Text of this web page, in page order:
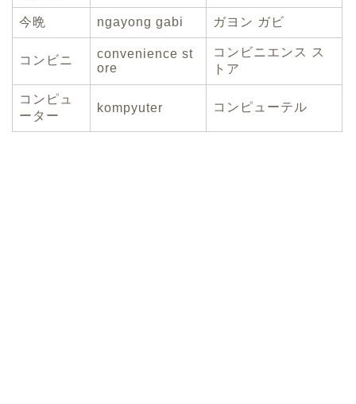
今晩 ngayong gabi ガヨン ガビ
コンビニ
convenience st
ore
コンビニエンス ス
トア
コンピュ
ーター
kompyuter コンピューテル